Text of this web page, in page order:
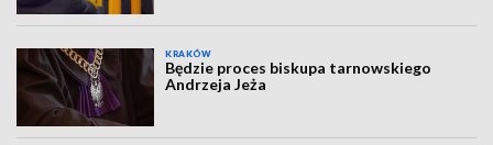
KRAKÓW
Będzie proces biskupa tarnowskiego
Andrzeja Jeża